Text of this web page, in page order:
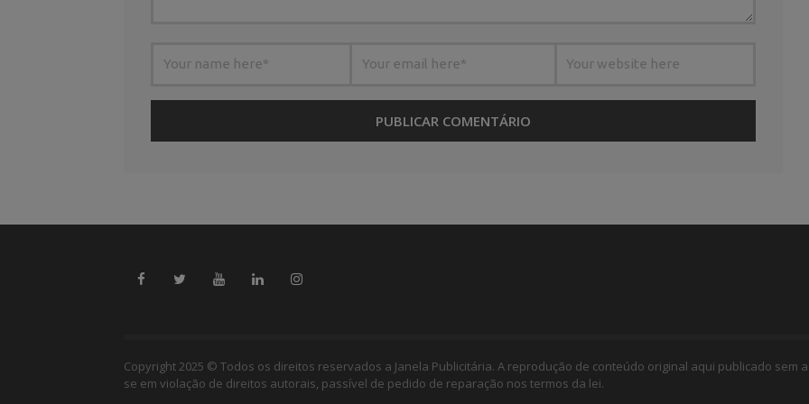
Copyright 2025 © Todos os direitos reservados a Janela Publicitária. A reprodução de conteúdo original aqui publicado
se em violação de direitos autorais, passível de pedido de reparação nos termos da lei.